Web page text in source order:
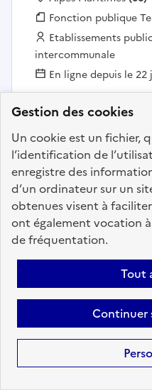
Gestion des cookies
Un cookie est un fichier,
l’identification de
enregistre des
d’un ordinateur sur un
obtenues visent à
ont également vocation
de fréquentation.
Tout
Continuer
Fonction publique :
Fonction publique
Employeur :
Etablissements
intercommunale
En ligne depuis le 22